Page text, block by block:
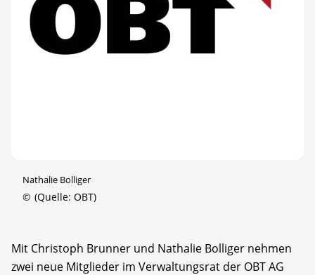
Nathalie Bolliger
© (Quelle: OBT)
Mit Christoph Brunner und Nathalie Bolliger nehmen
zwei neue Mitglieder im Verwaltungsrat der OBT AG